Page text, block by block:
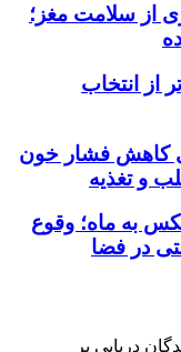
از سلامت مغز؛
از انتخاب
کاهش فشار خون
و تغذیه
به ماه؛ وقوع
در فضا